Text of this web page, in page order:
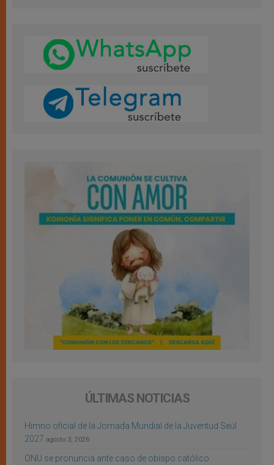
ÚLTIMAS NOTICIAS
Himno oficial de la Jornada Mundial de la Juventud Seúl
2027 agosto 3, 2026
ONU se pronuncia ante caso de obispo católico